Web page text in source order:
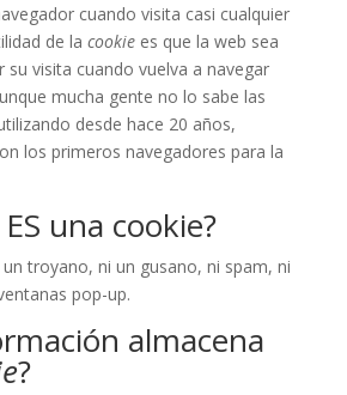
cuando visita casi cualquier
de la cookiees que la web sea
su visita cuando vuelva a navegar
mucha gente no lo sabe las
desde hace 20 años,
los primeros navegadores para la
una cookie?
troyano, ni un gusano, ni spam, ni
pop-up.
almacena
?